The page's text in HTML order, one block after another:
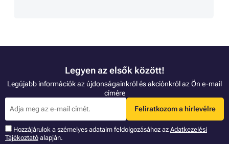
Legyen az elsők között!
Legújabb információk az újdonságainkról és akciónkról az Ön e-mail
címére
Feliratkozom a hírlevélre
Hozzájárulok a szémelyes adataim feldolgozásához az Adatkezelési
Tájékoztató alapján.